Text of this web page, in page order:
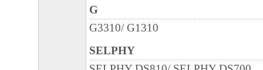
G
G3310/ G1310
SELPHY